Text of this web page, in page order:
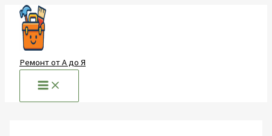
Перейти
содержимому
Ремонт от А до Я